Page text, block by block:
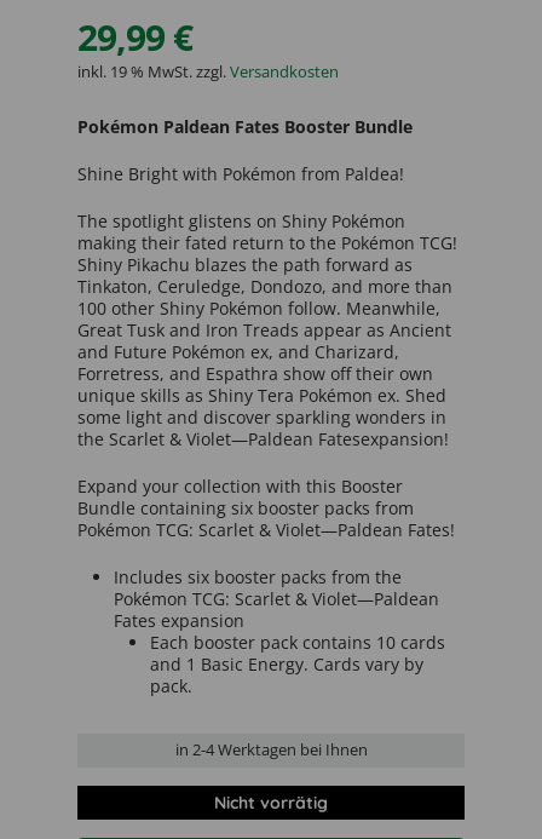
29,99€
inkl. 19 % MwSt.zzgl.Versandkosten
Pokémon Paldean Fates Booster Bundle
Shine Bright with Pokémon from Paldea!
The spotlight glistens on Shiny Pokémon
making their fated return to the Pokémon TCG!
Shiny Pikachu blazes the path forward as
Tinkaton, Ceruledge, Dondozo, and more than
100 other Shiny Pokémon follow. Meanwhile,
Great Tusk and Iron Treads appear as Ancient
and Future Pokémon ex, and Charizard,
Forretress, and Espathra show off their own
unique skills as Shiny Tera Pokémon ex. Shed
some light and discover sparkling wonders in
the Scarlet & Violet—Paldean Fatesexpansion!
Expand your collection with this Booster
Bundle containing six booster packs from
Pokémon TCG: Scarlet & Violet—Paldean Fates!
Includes six booster packs from the
Pokémon TCG: Scarlet & Violet—Paldean
Fates expansion
Each booster pack contains 10 cards
and 1 Basic Energy. Cards vary by
pack.
in 2-4 Werktagen bei Ihnen
Nicht vorrätig